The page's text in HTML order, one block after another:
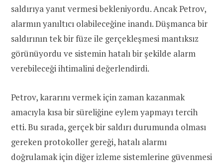
saldırıya yanıt vermesi bekleniyordu. Ancak Petrov,
alarmın yanıltıcı olabileceğine inandı. Düşmanca bir
saldırının tek bir füze ile gerçekleşmesi mantıksız
görünüyordu ve sistemin hatalı bir şekilde alarm
verebileceği ihtimalini değerlendirdi.
Petrov, kararını vermek için zaman kazanmak
amacıyla kısa bir süreliğine eylem yapmayı tercih
etti. Bu sırada, gerçek bir saldırı durumunda olması
gereken protokoller gereği, hatalı alarmı
doğrulamak için diğer izleme sistemlerine güvenmesi